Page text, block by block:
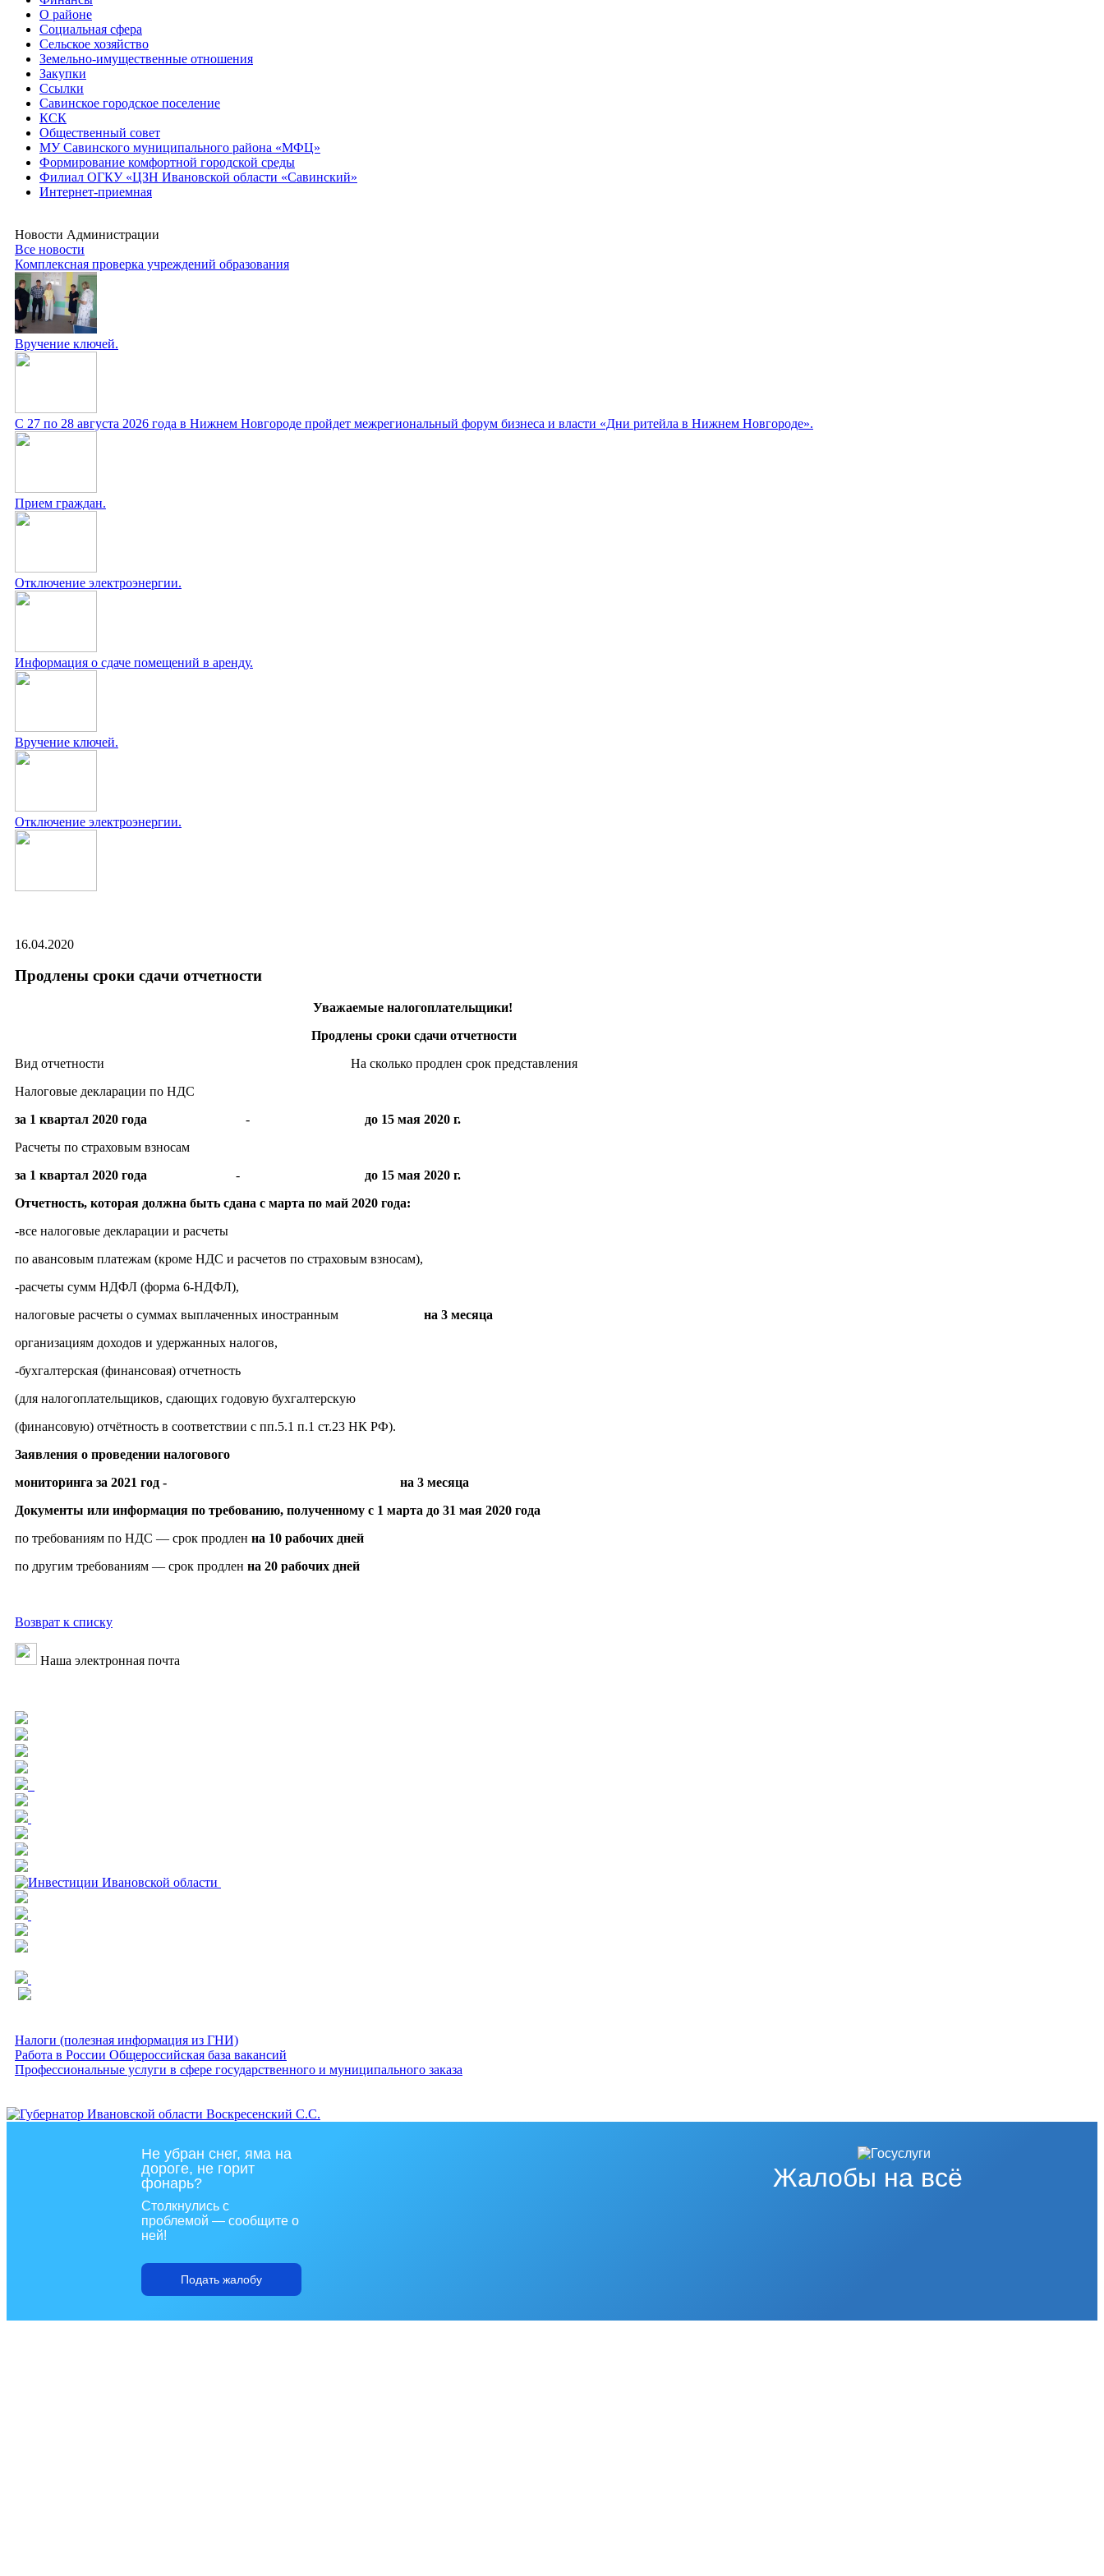
О районе
Социальная сфера
Сельское хозяйство
Земельно-имущественные отношения
Закупки
Ссылки
Савинское городское поселение
КСК
Общественный совет
МУ Савинского муниципального района «МФЦ»
Формирование комфортной городской среды
Филиал ОГКУ «ЦЗН Ивановской области «Савинский»
Интернет-приемная
Новости Администрации
Все новости
Комплексная проверка учреждений образования
Вручение ключей.
С 27 по 28 августа 2026 года в Нижнем Новгороде пройдет межрегиональный форум бизнеса и власти «Дни ритейла в Нижнем Новгороде».
Прием граждан.
Отключение электроэнергии.
Информация о сдаче помещений в аренду.
Вручение ключей.
Отключение электроэнергии.
16.04.2020
Продлены сроки сдачи отчетности
Уважаемые налогоплательщики!
Продлены сроки сдачи отчетности
Вид отчетности На сколько продлен срок представления
Налоговые декларации по НДС
за 1 квартал 2020 года
-
до 15 мая 2020 г.
Расчеты по страховым взносам
за 1 квартал 2020 года
- до 15 мая 2020 г.
Отчетность, которая должна быть сдана с марта по май 2020 года:
-все налоговые декларации и расчеты
по авансовым платежам (кроме НДС и расчетов по страховым взносам),
-расчеты сумм НДФЛ (форма 6-НДФЛ),
налоговые расчеты о суммах выплаченных иностранным
на 3 месяца
организациям доходов и удержанных налогов,
-бухгалтерская (финансовая) отчетность
(для налогоплательщиков, сдающих годовую бухгалтерскую
(финансовую) отчётность в соответствии с пп.5.1 п.1 ст.23 НК РФ).
Заявления о проведении налогового
мониторинга за 2021 год -
на 3 месяца
Документы или информация по требованию, полученному с 1 марта до 31 мая 2020 года
по требованиям по НДС — срок продлен на 10 рабочих дней
по другим требованиям — срок продлен на 20 рабочих дней
Возврат к списку
Наша электронная почта
Налоги (полезная информация из ГНИ)
Работа в России Общероссийская база вакансий
Профессиональные услуги в сфере государственного и муниципального заказа
Жалобы на всё
Не убран снег, яма на
дороге, не горит
фонарь?
Столкнулись с
проблемой — сообщите о
ней!
Подать жалобу